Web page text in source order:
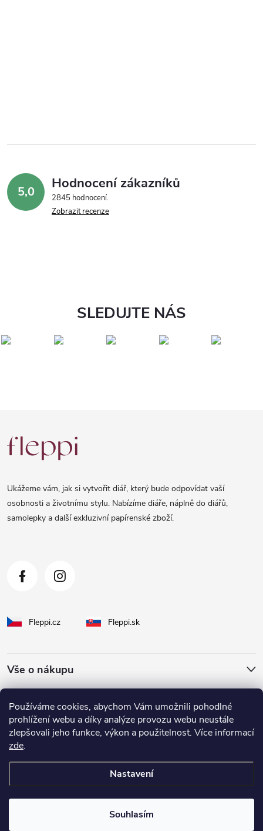
Používáme cookies, abychom Vám umožnili pohodlné
prohlížení webu a díky analýze provozu webu neustále
zlepšovali jeho funkce, výkon a použitelnost. Více informací
zde.
Nastavení
Souhlasím
5,0 Hodnocení zákazníků
2845 hodnocení
Zobrazit recenze
SLEDUJTE NÁS
á
Ukážeme vám, jak si vytvořit diář, který bude odpovídat vaší
osobnosti a životnímu stylu. Nabízíme diáře, náplně do diářů,
samolepky a další exkluzivní papírenské zboží.
Fleppi.cz Fleppi.sk
Vše o nákupu
O Fleppi
Inspirace pro vás
Copyright 2026fleppi. Všechna práva vyhrazena.